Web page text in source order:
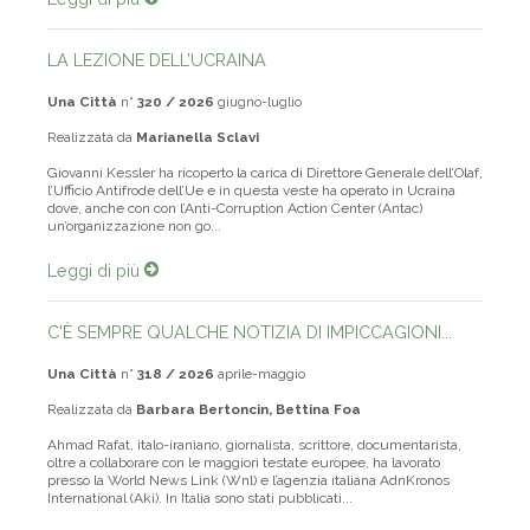
LA LEZIONE DELL’UCRAINA
Una Città n° 320 / 2026 giugno-luglio
Realizzata da Marianella Sclavi
Giovanni Kessler ha ricoperto la carica di Direttore Generale dell’Olaf,
l’Ufficio Antifrode dell’Ue e in questa veste ha operato in Ucraina
dove, anche con con l’Anti-Corruption Action Center (Antac)
un’organizzazione non go...
Leggi di più
C'È SEMPRE QUALCHE NOTIZIA DI IMPICCAGIONI...
Una Città n° 318 / 2026 aprile-maggio
Realizzata da Barbara Bertoncin, Bettina Foa
Ahmad Rafat, italo-iraniano, giornalista, scrittore, documentarista,
oltre a collaborare con le maggiori testate europee, ha lavorato
presso la World News Link (Wnl) e l’agenzia italiana AdnKronos
International (Aki). In Italia sono stati pubblicati...